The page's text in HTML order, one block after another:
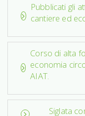
Pubblicati gli
cantiere ed
Corso di alta
economia
AIAT.
Siglata